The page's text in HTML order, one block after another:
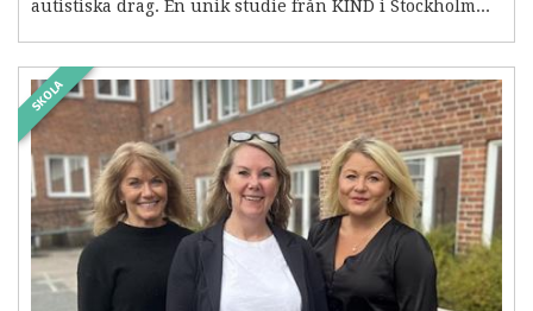
autistiska drag. En unik studie från KIND i Stockholm...
SKOLA